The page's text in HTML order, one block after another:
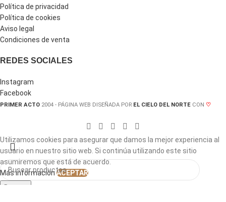
Política de privacidad
Política de cookies
Aviso legal
Condiciones de venta
REDES SOCIALES
Instagram
Facebook
PRIMER ACTO 2004 - PÁGINA WEB DISEÑADA POR EL CIELO DEL NORTE CON ♡
Buscar
Utilizamos cookies para asegurar que damos la mejor experiencia al
usuario en nuestro sitio web. Si continúa utilizando este sitio
asumiremos que está de acuerdo.
Más informaciónACEPTAR